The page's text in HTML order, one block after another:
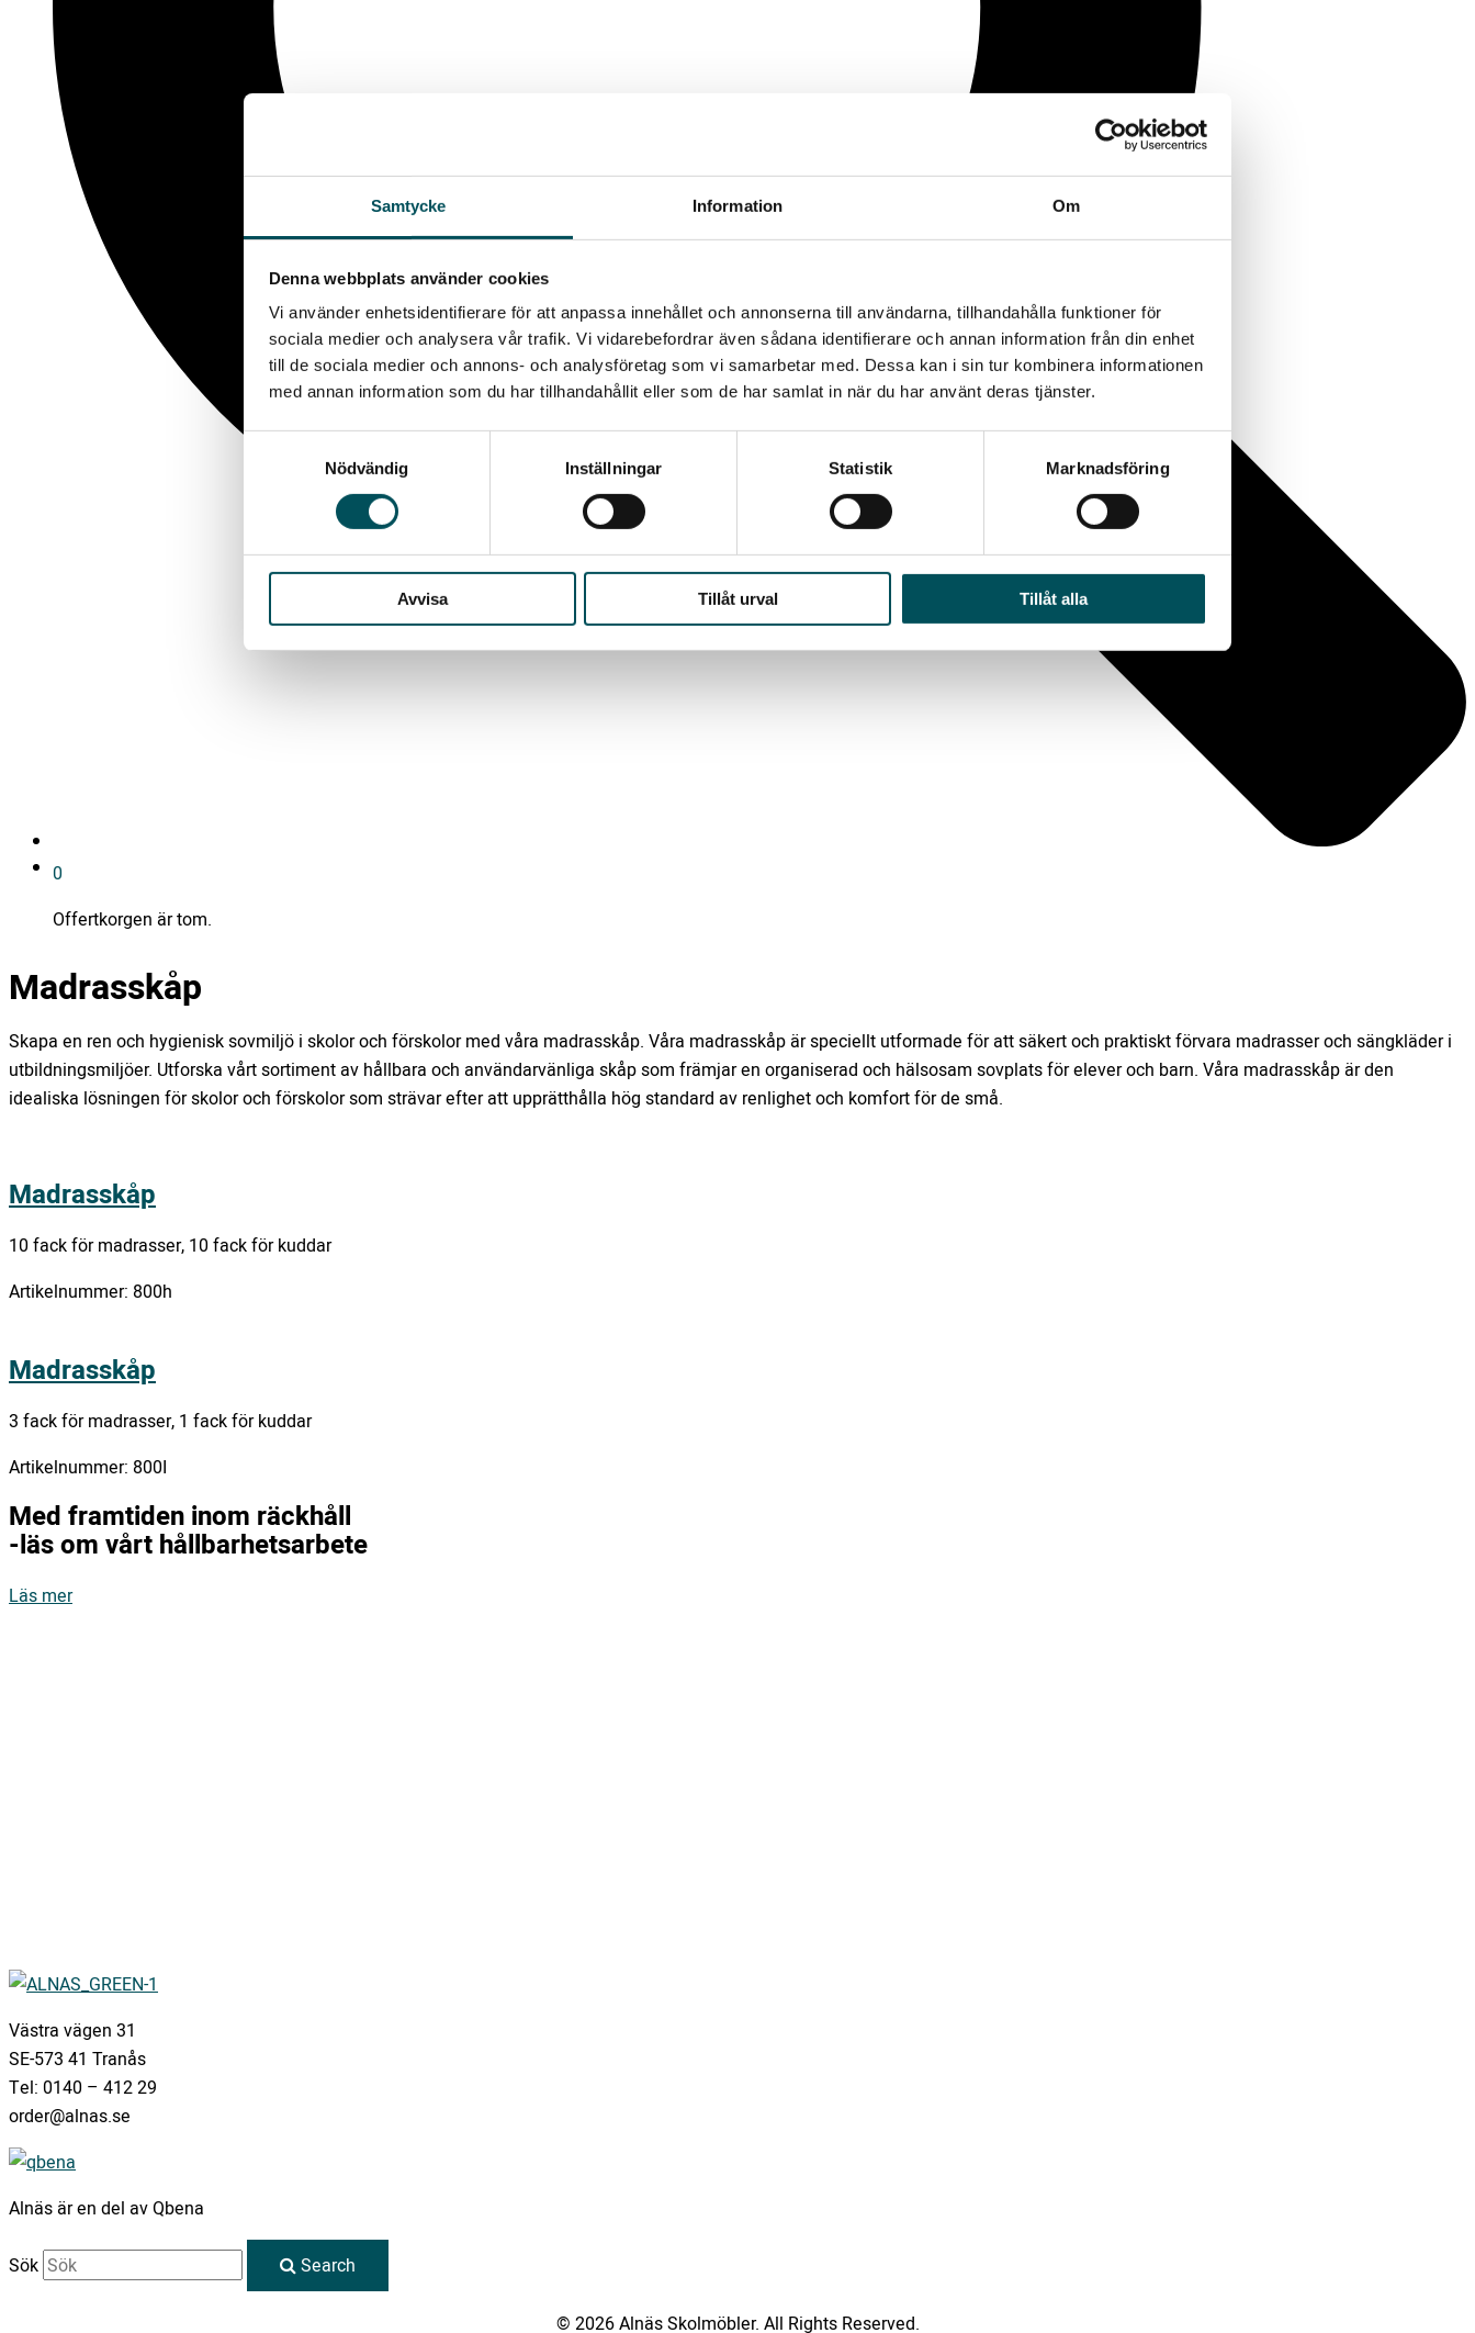
Samtycke Information Om
Denna webbplats använder cookies
Vi använder enhetsidentifierare för att anpassa innehållet och annonserna till användarna, tillhandahålla funktioner för
sociala medier och analysera vår trafik. Vi vidarebefordrar även sådana identifierare och annan information från din enhet
till de sociala medier och annons- och analysföretag som vi samarbetar med. Dessa kan i sin tur kombinera informationen
med annan information som du har tillhandahållit eller som de har samlat in när du har använt deras tjänster.
Nödvändig
Inställningar Statistik Marknadsföring
Avvisa Tillåt urval Tillåt alla
0
Offertkorgen är tom.
Madrasskåp
Skapa en ren och hygienisk sovmiljö i skolor och förskolor med våra madrasskåp. Våra madrasskåp är speciellt utformade för att säkert och praktiskt förvara madrasser och sängkläder i
utbildningsmiljöer. Utforska vårt sortiment av hållbara och användarvänliga skåp som främjar en organiserad och hälsosam sovplats för elever och barn. Våra madrasskåp är den
idealiska lösningen för skolor och förskolor som strävar efter att upprätthålla hög standard av renlighet och komfort för de små.
Madrasskåp
10 fack för madrasser, 10 fack för kuddar
Artikelnummer: 800h
Madrasskåp
3 fack för madrasser, 1 fack för kuddar
Artikelnummer: 800I
Med framtiden inom räckhåll
-läs om vårt hållbarhetsarbete
Läs mer
Västra vägen 31
SE-573 41 Tranås
Tel: 0140 – 412 29
order@alnas.se
Alnäs är en del av Qbena
Sök Search
© 2026 Alnäs Skolmöbler. All Rights Reserved.